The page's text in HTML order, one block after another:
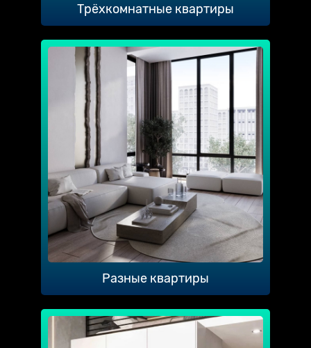
Трёхкомнатные квартиры
Разные квартиры